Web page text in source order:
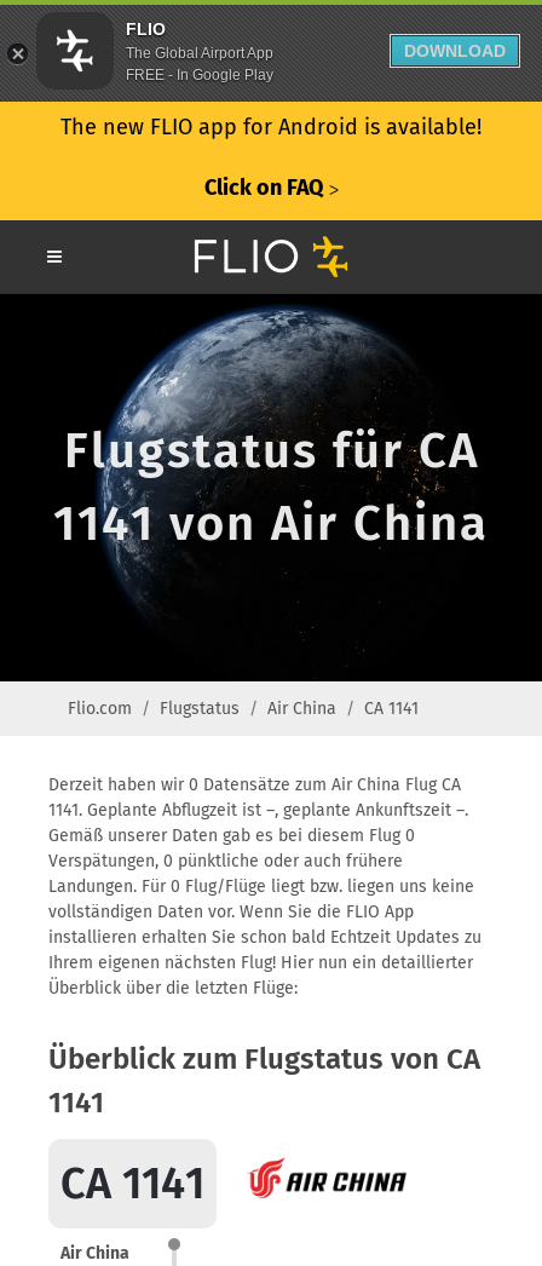
The new FLIO app for Android is available!
Click on FAQ ᐳ
Flugstatus für CA
1141 von Air China
Flio.com Flugstatus Air China CA 1141
Derzeit haben wir 0 Datensätze zum Air China Flug CA
1141. Geplante Abflugzeit ist –, geplante Ankunftszeit –.
Gemäß unserer Daten gab es bei diesem Flug 0
Verspätungen, 0 pünktliche oder auch frühere
Landungen. Für 0 Flug/Flüge liegt bzw. liegen uns keine
vollständigen Daten vor. Wenn Sie die FLIO App
installieren erhalten Sie schon bald Echtzeit Updates zu
Ihrem eigenen nächsten Flug! Hier nun ein detaillierter
Überblick über die letzten Flüge:
Überblick zum Flugstatus von CA
1141
CA 1141
Air China
FLIO
The Global Airport App
FREE - In Google Play
DOWNLOAD